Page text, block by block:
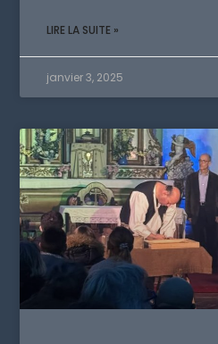
LIRE LA SUITE »
janvier 3, 2025